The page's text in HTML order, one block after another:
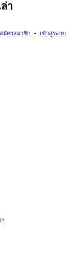
า
เข้าสู่ระบบ
สมัครสมาชิก
?